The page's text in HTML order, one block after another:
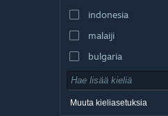
indonesia
malaiji
bulgaria
tšekki
tanska
Muuta kieliasetuksia